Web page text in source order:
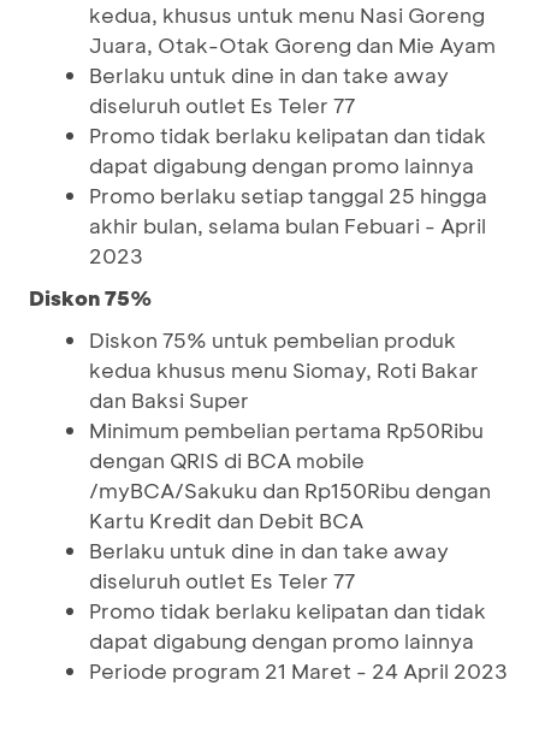
kedua, khusus untuk menu Nasi Goreng
Juara, Otak-Otak Goreng dan Mie Ayam
Berlaku untuk dine in dan take away
diseluruh outlet Es Teler 77
Promo tidak berlaku kelipatan dan tidak
dapat digabung dengan promo lainnya
Promo berlaku setiap tanggal 25 hingga
akhir bulan, selama bulan Febuari - April
2023
Diskon 75%
Diskon 75% untuk pembelian produk
kedua khusus menu Siomay, Roti Bakar
dan Baksi Super
Minimum pembelian pertama Rp50Ribu
dengan QRIS di BCA mobile
/myBCA/Sakuku dan Rp150Ribu dengan
Kartu Kredit dan Debit BCA
Berlaku untuk dine in dan take away
diseluruh outlet Es Teler 77
Promo tidak berlaku kelipatan dan tidak
dapat digabung dengan promo lainnya
Periode program 21 Maret - 24 April 2023